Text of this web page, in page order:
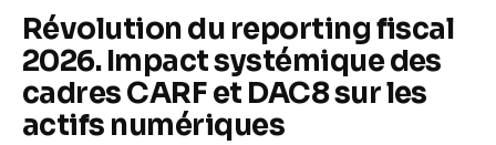
Révolution du reporting fiscal
2026. Impact systémique des
cadres CARF et DAC8 sur les
actifs numériques